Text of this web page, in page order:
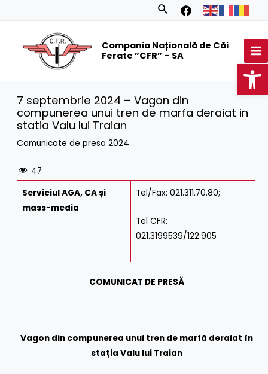
Search
Compania Națională de Căi
Ferate ”CFR” – SA
7 septembrie 2024 – Vagon din
compunerea unui tren de marfa deraiat in
statia Valu lui Traian
Comunicate de presa 2024
47
Serviciul AGA, CAși
mass-media
Tel/Fax: 021.311.70.80;
Tel CFR:
021.3199539/122.905
COMUNICAT DE PRESĂ
Vagon din compunerea unui tren de marfă deraiat în
stația Valu lui Traian